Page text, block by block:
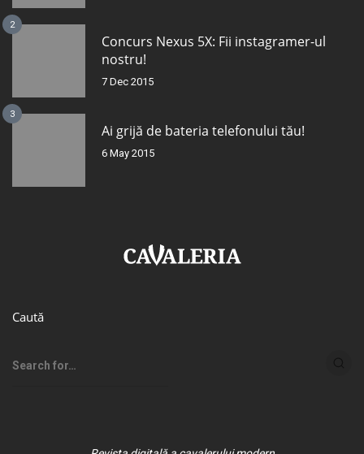
2
Concurs Nexus 5X: Fii instagramer-ul
nostru!
7 Dec 2015
3
Ai grijă de bateria telefonului tău!
6 May 2015
Caută